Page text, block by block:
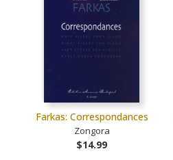
Farkas: Correspondances
Zongora
$14.99